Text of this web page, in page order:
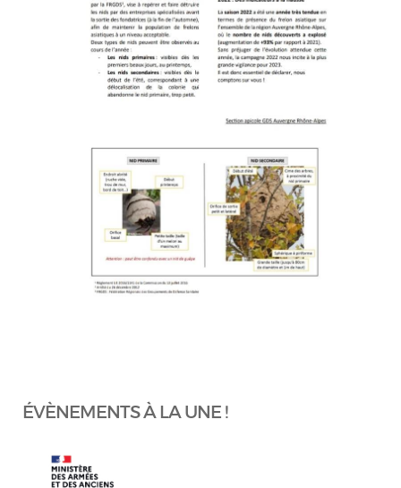
ÉVÈNEMENTS À LA UNE !